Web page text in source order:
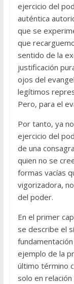
ejercicio del
auténtica
que se
que
sentido de la
justificación
ojos del
legítimos
Pero, para el
Por tanto, ya
ejercicio del
de una
quien no se
formas vacías
vigorizadora,
del poder.
En el primer
se describe el
ejemplo de la
último término
solo en